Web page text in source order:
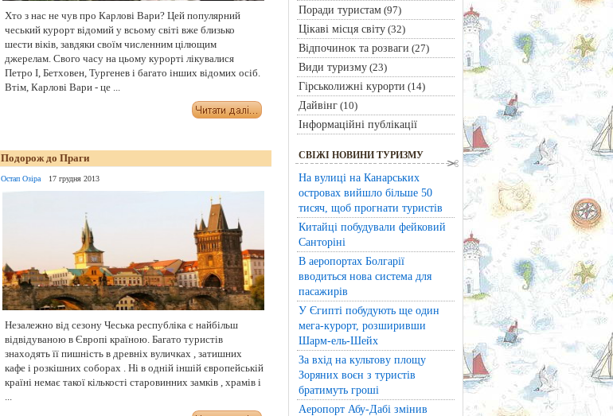
Хто з нас не чув про Карлові Вари? Цей популярний
чеський курорт відомий у всьому світі вже близько
шести віків, завдяки своїм численним цілющим
джерелам. Свого часу на цьому курорті лікувалися
Петро I, Бетховен, Тургенев і багато інших відомих осіб.
Втім, Карлові Вари - це ...
Подорож до Праги
Остап Озіра 17 грудня 2013
Незалежно від сезону Чеська республіка є найбільш
відвідуваною в Європі країною. Багато туристів
знаходять її пишність в древніх вуличках , затишних
кафе і розкішних соборах . Ні в одній іншій європейській
країні немає такої кількості старовинних замків , храмів і
...
Поради туристам(97)
Цікаві місця світу(32)
Відпочинок та розваги (27)
Види туризму(23)
Гірськолижні курорти (14)
Дайвінг(10)
Інформаційні публікації
СВІЖІ НОВИНИ ТУРИЗМУ
На вулиці на Канарських
островах вийшло більше 50
тисяч, щоб прогнати туристів
Китайці побудували фейковий
Санторіні
В аеропортах Болгарії
вводиться нова система для
пасажирів
У Єгипті побудують ще один
мега-курорт, розширивши
Шарм-ель-Шейх
За вхід на культову площу
Зоряних воєн з туристів
братимуть гроші
Аеропорт Абу-Дабі змінив